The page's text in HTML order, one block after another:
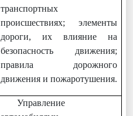
транспортных
происшествиях; элементы
дороги, их влияние на
безопасность движения;
правила дорожного
движения и пожаротушения.
Управление